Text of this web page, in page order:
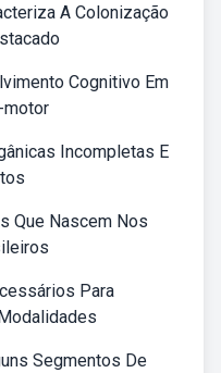
A Colonização
Cognitivo Em
motor
Incompletas E
Que Nascem Nos
Para
Segmentos De